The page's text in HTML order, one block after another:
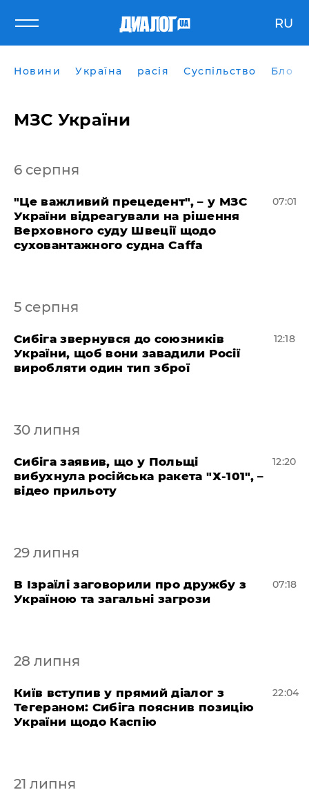
RU
Новини Україна расія Суспільство Блоги
МЗС України
6 серпня
"Це важливий прецедент", – у МЗС
України відреагували на рішення
Верховного суду Швеції щодо
суховантажного судна Caffa
07:01
5 серпня
Сибіга звернувся до союзників
України, щоб вони завадили Росії
виробляти один тип зброї
12:18
30 липня
Сибіга заявив, що у Польщі
вибухнула російська ракета "Х-101", –
відео прильоту
12:20
29 липня
В Ізраїлі заговорили про дружбу з
Україною та загальні загрози
07:18
28 липня
Київ вступив у прямий діалог з
Тегераном: Сибіга пояснив позицію
України щодо Каспію
22:04
21 липня